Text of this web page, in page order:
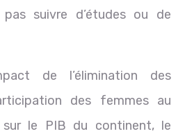
suivre d’études ou de
de l’élimination des
des femmes au
le PIB du continent, le